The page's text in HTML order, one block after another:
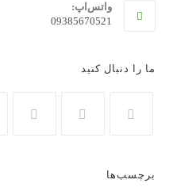
واتس‌اپ:
09385670521
ما را دنبال کنید
جدید
برچسب‌ها